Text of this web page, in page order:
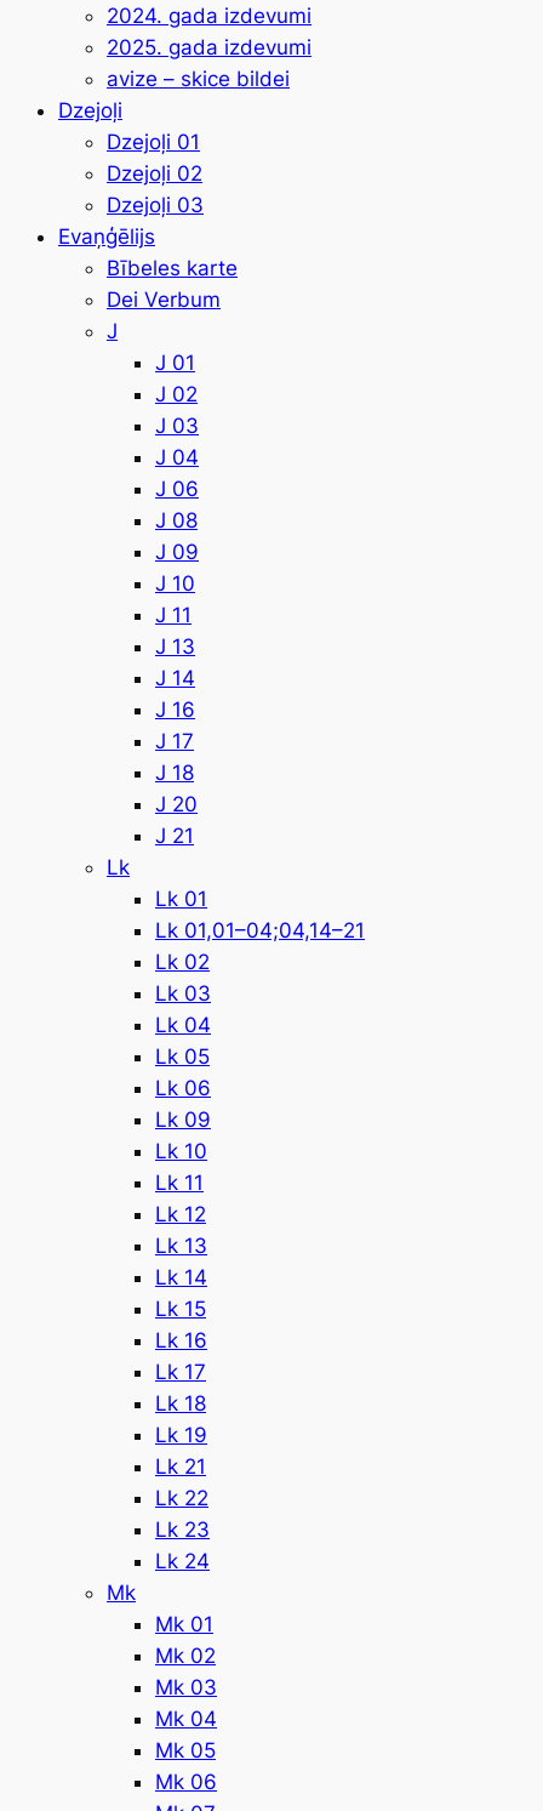
2024. gada izdevumi
2025. gada izdevumi
avize – skice bildei
Dzejoļi
Dzejoļi 01
Dzejoļi 02
Dzejoļi 03
Evaņģēlijs
Bībeles karte
Dei Verbum
J
J 01
J 02
J 03
J 04
J 06
J 08
J 09
J 10
J 11
J 13
J 14
J 16
J 17
J 18
J 20
J 21
Lk
Lk 01
Lk 01,01–04;04,14–21
Lk 02
Lk 03
Lk 04
Lk 05
Lk 06
Lk 09
Lk 10
Lk 11
Lk 12
Lk 13
Lk 14
Lk 15
Lk 16
Lk 17
Lk 18
Lk 19
Lk 21
Lk 22
Lk 23
Lk 24
Mk
Mk 01
Mk 02
Mk 03
Mk 04
Mk 05
Mk 06